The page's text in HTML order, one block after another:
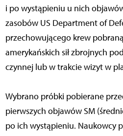
i po wystąpieniu u nich
zasobów US Department of
przechowującego krew
amerykańskich sił zbrojnych
czynnej lub w trakcie wizyt w
Wybrano próbki pobierane
pierwszych objawów SM
po ich wystąpieniu. Naukowcy